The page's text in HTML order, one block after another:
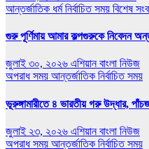
আন্তর্জাতিক ধর্মনির্বাচিত সময় বিশেষ
গুরু পূর্ণিমায় আমার কল্পগুরুকে নিবেদন
জুলাই ৩০, ২০২৬ এশিয়ান বাংলা নিউজ
অপরাধ সময় আন্তর্জাতিক নির্বাচিত সময়
ভূরুঙ্গামারীতে ৪ ভারতীয় গরু উদ্ধার,
জুলাই ২৩, ২০২৬ এশিয়ান বাংলা নিউজ
অপরাধ সময় আন্তর্জাতিক নির্বাচিত সময়